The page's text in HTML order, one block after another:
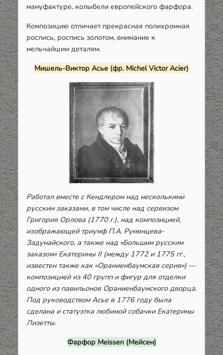
мануфактуре, колыбели европейского фарфора.
Композицию отличает прекрасная полихромная
роспись, роспись золотом, внимание к
мельчайшим деталям.
Мишель-Виктор Асье (фр. Michel Victor Acier)
Работал вместе с Кендлером над несколькими
русским заказами, в том числе над сервизом
Григория Орлова (1770 г.), над композицией,
изображающей триумф П.А. Румянцева-
Задунайского, а также над «Большим русским
заказом» Екатерины II (между 1772 и 1775 гг.,
известен также как «Ораниенбаумская серия») —
композицией из 40 групп и фигур для отделки
одного из павильонов Ораниенбаумского дворца.
Под руководством Асье в 1776 году была
сделана и статуэтка любимой собачки Екатерины
Лизетты.
Фарфор Meissen (Мейсен)